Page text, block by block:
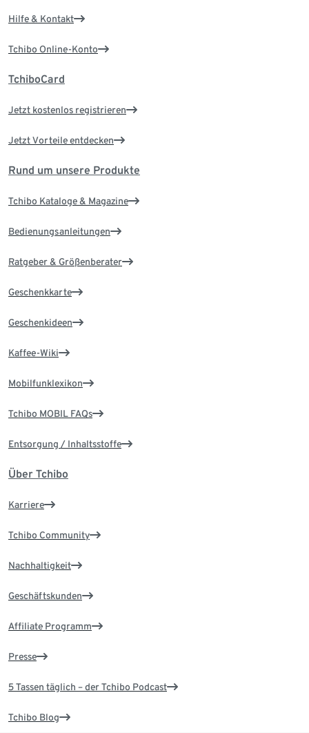
Hilfe & Kontakt
Tchibo Online-Konto
TchiboCard
Jetzt kostenlos registrieren
Jetzt Vorteile entdecken
Rund um unsere Produkte
Tchibo Kataloge & Magazine
Bedienungsanleitungen
Ratgeber & Größenberater
Geschenkkarte
Geschenkideen
Kaffee-Wiki
Mobilfunklexikon
Tchibo MOBIL FAQs
Entsorgung / Inhaltsstoffe
Über Tchibo
Karriere
Tchibo Community
Nachhaltigkeit
Geschäftskunden
Affiliate Programm
Presse
5 Tassen täglich – der Tchibo Podcast
Tchibo Blog